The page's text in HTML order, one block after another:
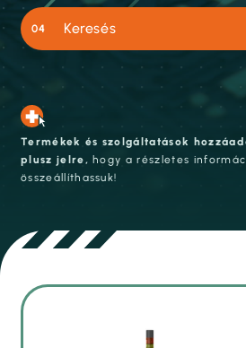
Keresés
Termékek és szolgáltatások
plusz jelre, hogy a részletes
összeállíthassuk!